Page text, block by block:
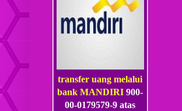
transfer uang melalui
bank MANDIRI900-
00-0179579-9 atas